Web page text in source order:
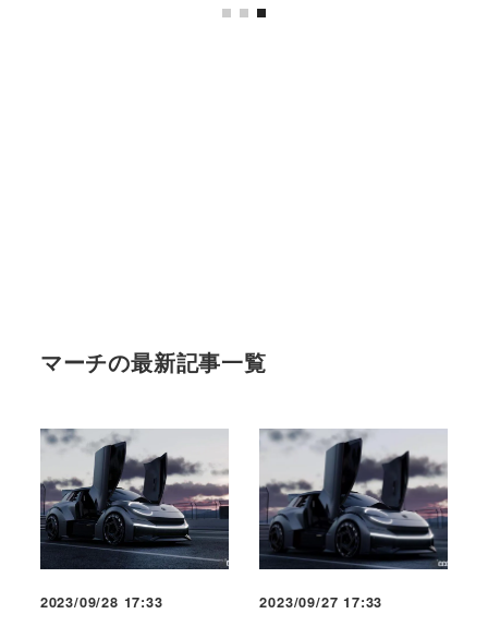
マーチの最新記事一覧
2023/09/28 17:33 2023/09/27 17:33